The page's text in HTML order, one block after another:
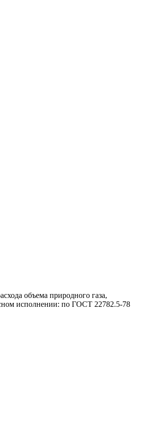
объема природного газа,
исполнении: по ГОСТ 22782.5-78